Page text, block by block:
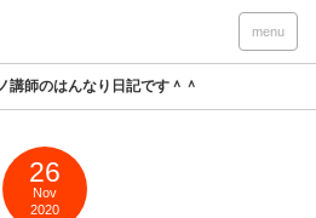
menu
師のはんなり日記です＾＾
26
Nov
2020